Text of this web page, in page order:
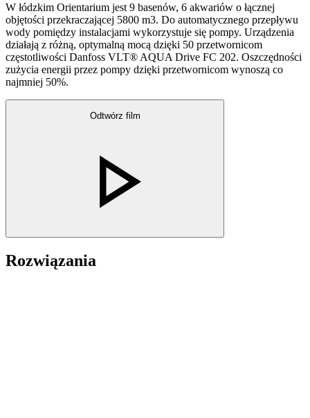
W łódzkim Orientarium jest 9 basenów, 6 akwariów o łącznej
objętości przekraczającej 5800 m3. Do automatycznego przepływu
wody pomiędzy instalacjami wykorzystuje się pompy. Urządzenia
działają z różną, optymalną mocą dzięki 50 przetwornicom
częstotliwości Danfoss VLT® AQUA Drive FC 202. Oszczędności
zużycia energii przez pompy dzięki przetwornicom wynoszą co
najmniej 50%.
Odtwórz film
Rozwiązania